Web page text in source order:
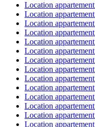
Location appartement
Location appartement
Location appartement
Location appartement
Location appartement
Location appartement
Location appartement
Location appartement
Location appartement
Location appartement
Location appartement
Location appartement
Location appartement
Location appartement